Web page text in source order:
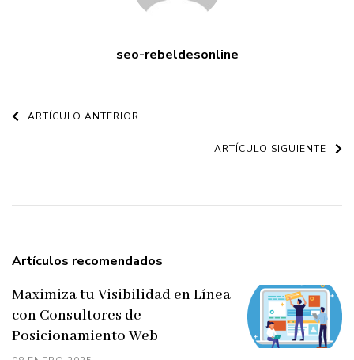
seo-rebeldesonline
Navegación
ARTÍCULO ANTERIOR
ARTÍCULO SIGUIENTE
Artículos recomendados
Maximiza tu Visibilidad en Línea
con Consultores de
Posicionamiento Web